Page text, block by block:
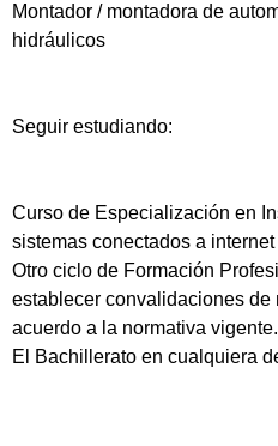
Montador / montadora de
hidráulicos
Seguir estudiando:
Curso de Especialización en
sistemas conectados a
Otro ciclo de Formación
establecer convalidaciones
acuerdo a la normativa vigente.
El Bachillerato en cualquiera